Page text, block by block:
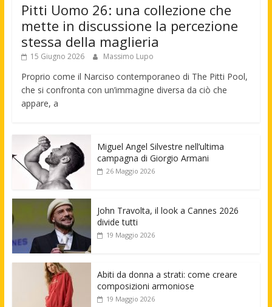
Pitti Uomo 26: una collezione che
mette in discussione la percezione
stessa della maglieria
15 Giugno 2026 Massimo Lupo
Proprio come il Narciso contemporaneo di The Pitti Pool,
che si confronta con un’immagine diversa da ciò che
appare, a
Miguel Angel Silvestre nell’ultima
campagna di Giorgio Armani
26 Maggio 2026
John Travolta, il look a Cannes 2026
divide tutti
19 Maggio 2026
Abiti da donna a strati: come creare
composizioni armoniose
19 Maggio 2026